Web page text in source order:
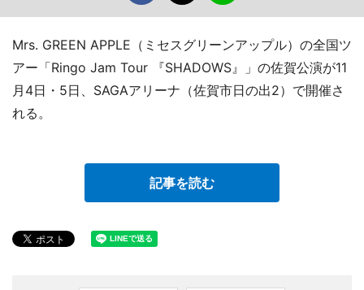
Mrs. GREEN APPLE（ミセスグリーンアップル）の全国ツ
アー「Ringo Jam Tour 『SHADOWS』」の佐賀公演が11
月4日・5日、SAGAアリーナ（佐賀市日の出2）で開催さ
れる。
記事を読む